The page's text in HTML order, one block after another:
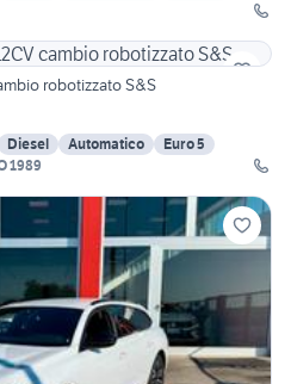
robotizzato S&S
Diesel Automatico
Euro 5
1989